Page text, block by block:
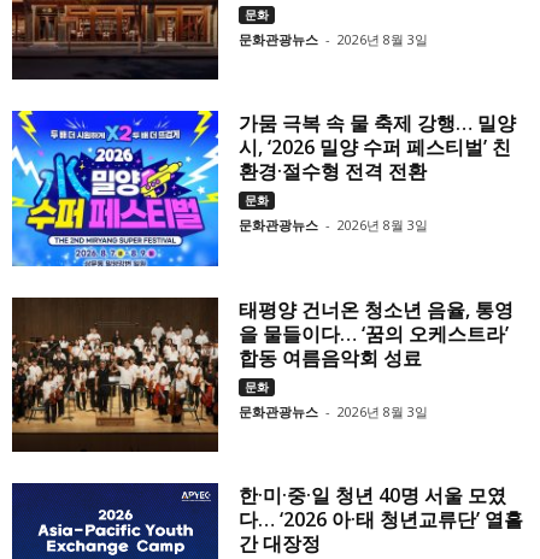
문화
문화관광뉴스 - 2026년 8월 3일
가뭄 극복 속 물 축제 강행… 밀양
시, ‘2026 밀양 수퍼 페스티벌’ 친
환경·절수형 전격 전환
문화
문화관광뉴스 - 2026년 8월 3일
태평양 건너온 청소년 음율, 통영
을 물들이다… ‘꿈의 오케스트라’
합동 여름음악회 성료
문화
문화관광뉴스 - 2026년 8월 3일
한·미·중·일 청년 40명 서울 모였
다… ‘2026 아·태 청년교류단’ 열흘
간 대장정